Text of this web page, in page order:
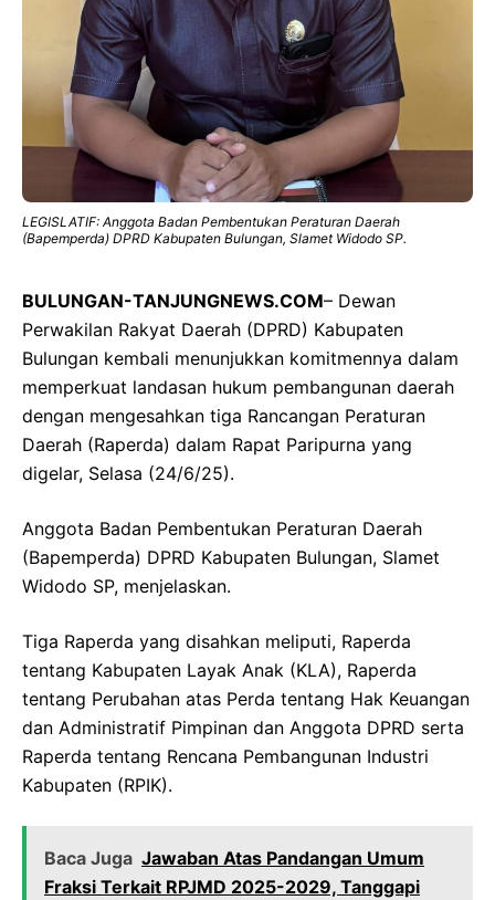
LEGISLATIF: Anggota Badan Pembentukan Peraturan Daerah
(Bapemperda) DPRD Kabupaten Bulungan, Slamet Widodo SP.
BULUNGAN-TANJUNGNEWS.COM– Dewan
Perwakilan Rakyat Daerah (DPRD) Kabupaten
Bulungan kembali menunjukkan komitmennya dalam
memperkuat landasan hukum pembangunan daerah
dengan mengesahkan tiga Rancangan Peraturan
Daerah (Raperda) dalam Rapat Paripurna yang
digelar, Selasa (24/6/25).
Anggota Badan Pembentukan Peraturan Daerah
(Bapemperda) DPRD Kabupaten Bulungan, Slamet
Widodo SP, menjelaskan.
Tiga Raperda yang disahkan meliputi, Raperda
tentang Kabupaten Layak Anak (KLA), Raperda
tentang Perubahan atas Perda tentang Hak Keuangan
dan Administratif Pimpinan dan Anggota DPRD serta
Raperda tentang Rencana Pembangunan Industri
Kabupaten (RPIK).
Baca Juga Jawaban Atas Pandangan Umum
Fraksi Terkait RPJMD 2025-2029, Tanggapi